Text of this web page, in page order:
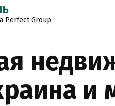
Perfеct Group